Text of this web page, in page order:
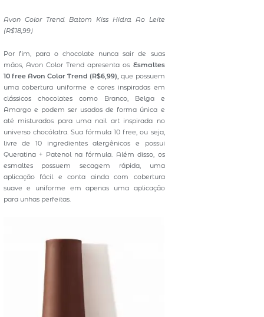
Avon Color Trend Batom Kiss Hidra Ao Leite
(R$18,99)
Por fim, para o chocolate nunca sair de suas
mãos, Avon Color Trend apresenta os Esmaltes
10 free Avon Color Trend (R$6,99), que possuem
uma cobertura uniforme e cores inspiradas em
clássicos chocolates como Branco, Belga e
Amargo e podem ser usados de forma única e
até misturados para uma nail art inspirada no
universo chocólatra. Sua fórmula 10 free, ou seja,
livre de 10 ingredientes alergênicos e possui
Queratina + Patenol na fórmula. Além disso, os
esmaltes possuem secagem rápida, uma
aplicação fácil e conta ainda com cobertura
suave e uniforme em apenas uma aplicação
para unhas perfeitas.